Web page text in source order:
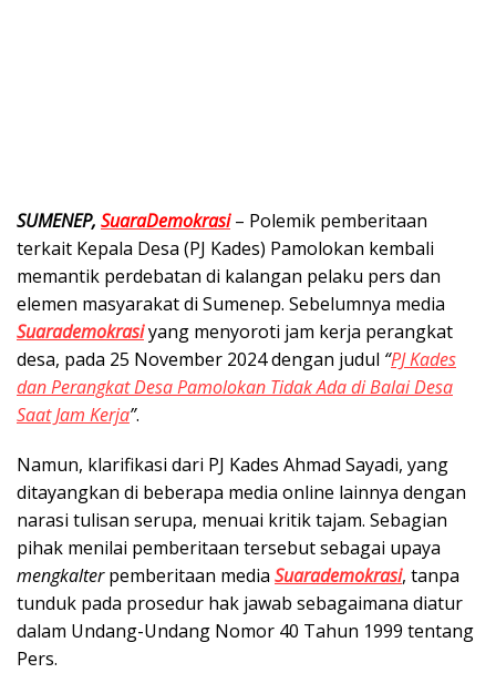
SUMENEP, SuaraDemokrasi– Polemik pemberitaan
terkait Kepala Desa (PJ Kades) Pamolokan kembali
memantik perdebatan di kalangan pelaku pers dan
elemen masyarakat di Sumenep. Sebelumnya media
Suarademokrasiyang menyoroti jam kerja perangkat
desa, pada 25 November 2024 dengan judul “PJ Kades
dan Perangkat Desa Pamolokan Tidak Ada di Balai Desa
Saat Jam Kerja”.
Namun, klarifikasi dari PJ Kades Ahmad Sayadi, yang
ditayangkan di beberapa media online lainnya dengan
narasi tulisan serupa, menuai kritik tajam. Sebagian
pihak menilai pemberitaan tersebut sebagai upaya
mengkalterpemberitaan media Suarademokrasi, tanpa
tunduk pada prosedur hak jawab sebagaimana diatur
dalam Undang-Undang Nomor 40 Tahun 1999 tentang
Pers.